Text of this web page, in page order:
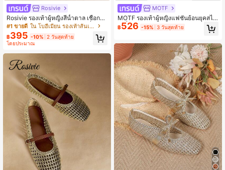
Rosivie
Rosivie รองเท้าผู้หญิงสีน้ำตาล เชือกป่
านถัก รองเท้าแบนผู้หญิง สไตล์ฝรั่งเศส
สำหรับวันหยุด สไตล์โบโฮ สไตล์อเมริกั
นเรโทร สไตล์โบฮีเมียน สไตล์ตะวันตก
สำหรับงานเทศกาลดนตรี งานปาร์ตี้ รอ
งเท้าแบนผู้หญิง
#1 ขายดี ใน โบฮีเมียน รองเท้าส้นเตี้ยสตรี
฿395 -10% 2 วันสุดท้าย
โดยประมาณ
MOTF
MOTF รองเท้าผู้หญิงแฟชั่นย้อนยุคสไต
ล์ฝรั่งเศสใหม่ ลายหิน รองเท้าส้นแบน หั
วตัดสี่เหลี่ยม รองเท้าคัทชูรูปตัววี สีเงินเ
ละสง่างาม มีความรู้สึกหรูหรา รองเท้าแ
มรี่เจนแบบสวม
฿526 -15% 3 วันสุดท้าย